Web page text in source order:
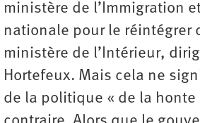
ministère de l’Immigration
nationale pour le réintégrer
ministère de l’Intérieur,
Hortefeux. Mais cela ne
de la politique « de la honte